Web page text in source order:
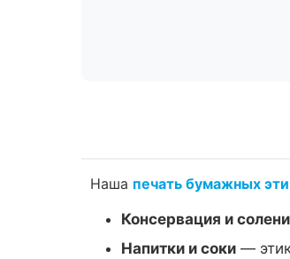
Наша печать бумажных
Консервация и
Напитки и соки —